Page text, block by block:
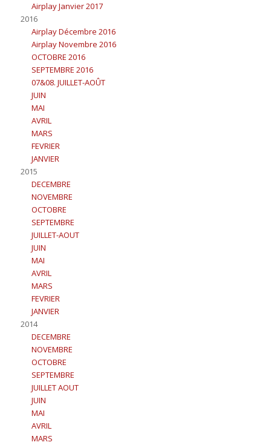
Airplay Janvier 2017
2016
Airplay Décembre 2016
Airplay Novembre 2016
OCTOBRE 2016
SEPTEMBRE 2016
07&08. JUILLET-AOÛT
JUIN
MAI
AVRIL
MARS
FEVRIER
JANVIER
2015
DECEMBRE
NOVEMBRE
OCTOBRE
SEPTEMBRE
JUILLET-AOUT
JUIN
MAI
AVRIL
MARS
FEVRIER
JANVIER
2014
DECEMBRE
NOVEMBRE
OCTOBRE
SEPTEMBRE
JUILLET AOUT
JUIN
MAI
AVRIL
MARS